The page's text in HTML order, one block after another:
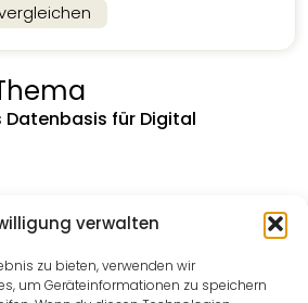
verwalten
zu bieten, verwenden wir
um Geräteinformationen zu speichern
Datenbasis für Digital
scheitern an der